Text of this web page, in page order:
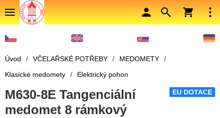
Úvod / VČELAŘSKÉ POTŘEBY / MEDOMETY
/
Klasické medomety
/ Elektrický pohon
EU DOTACE
M630-8E Tangenciální
medomet 8 rámkový